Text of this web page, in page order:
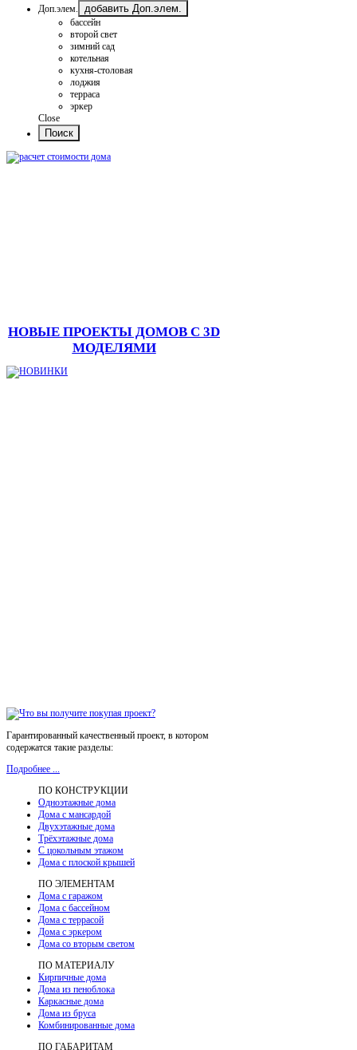
Доп.элем.
добавить Доп.элем.
бассейн
второй свет
зимний сад
котельная
кухня-столовая
лоджия
терраса
эркер
Close
НОВЫЕ ПРОЕКТЫ ДОМОВ С 3D
МОДЕЛЯМИ
Гарантированный качественный проект, в котором
содержатся такие разделы:
Подробнее ...
ПО КОНСТРУКЦИИ
Одноэтажные дома
Дома с мансардой
Двухэтажные дома
Трёхэтажные дома
С цокольным этажом
Дома с плоской крышей
ПО ЭЛЕМЕНТАМ
Дома с гаражом
Дома с бассейном
Дома с террасой
Дома с эркером
Дома со вторым светом
ПО МАТЕРИАЛУ
Кирпичные дома
Дома из пеноблока
Каркасные дома
Дома из бруса
Комбинированные дома
ПО ГАБАРИТАМ